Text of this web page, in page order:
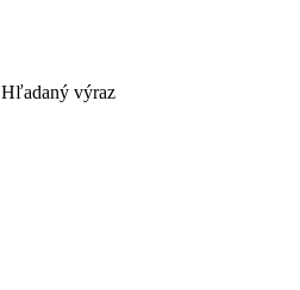
Hľadaný výraz